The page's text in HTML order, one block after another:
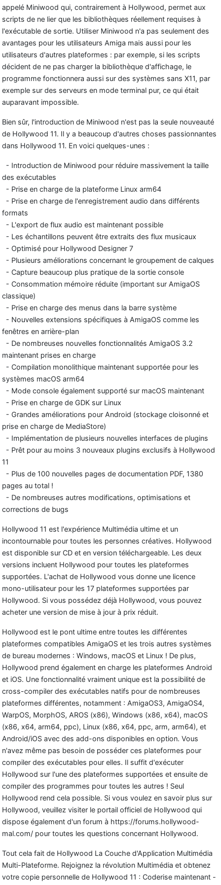
appelé Miniwood qui, contrairement à Hollywood, permet aux
scripts de ne lier que les bibliothèques réellement requises à
l'exécutable de sortie. Utiliser Miniwood n'a pas seulement des
avantages pour les utilisateurs Amiga mais aussi pour les
utilisateurs d'autres plateformes : par exemple, si les scripts
décident de ne pas charger la bibliothèque d'affichage, le
programme fonctionnera aussi sur des systèmes sans X11, par
exemple sur des serveurs en mode terminal pur, ce qui était
auparavant impossible.
Bien sûr, l'introduction de Miniwood n'est pas la seule nouveauté
de Hollywood 11. Il y a beaucoup d'autres choses passionnantes
dans Hollywood 11. En voici quelques-unes :
- Introduction de Miniwood pour réduire massivement la taille
des exécutables
- Prise en charge de la plateforme Linux arm64
- Prise en charge de l'enregistrement audio dans différents
formats
- L'export de flux audio est maintenant possible
- Les échantillons peuvent être extraits des flux musicaux
- Optimisé pour Hollywood Designer 7
- Plusieurs améliorations concernant le groupement de calques
- Capture beaucoup plus pratique de la sortie console
- Consommation mémoire réduite (important sur AmigaOS
classique)
- Prise en charge des menus dans la barre système
- Nouvelles extensions spécifiques à AmigaOS comme les
fenêtres en arrière-plan
- De nombreuses nouvelles fonctionnalités AmigaOS 3.2
maintenant prises en charge
- Compilation monolithique maintenant supportée pour les
systèmes macOS arm64
- Mode console également supporté sur macOS maintenant
- Prise en charge de GDK sur Linux
- Grandes améliorations pour Android (stockage cloisonné et
prise en charge de MediaStore)
- Implémentation de plusieurs nouvelles interfaces de plugins
- Prêt pour au moins 3 nouveaux plugins exclusifs à Hollywood
11
- Plus de 100 nouvelles pages de documentation PDF, 1380
pages au total !
- De nombreuses autres modifications, optimisations et
corrections de bugs
Hollywood 11 est l'expérience Multimédia ultime et un
incontournable pour toutes les personnes créatives. Hollywood
est disponible sur CD et en version téléchargeable. Les deux
versions incluent Hollywood pour toutes les plateformes
supportées. L'achat de Hollywood vous donne une licence
mono-utilisateur pour les 17 plateformes supportées par
Hollywood. Si vous possédez déjà Hollywood, vous pouvez
acheter une version de mise à jour à prix réduit.
Hollywood est le pont ultime entre toutes les différentes
plateformes compatibles AmigaOS et les trois autres systèmes
de bureau modernes : Windows, macOS et Linux ! De plus,
Hollywood prend également en charge les plateformes Android
et iOS. Une fonctionnalité vraiment unique est la possibilité de
cross-compiler des exécutables natifs pour de nombreuses
plateformes différentes, notamment : AmigaOS3, AmigaOS4,
WarpOS, MorphOS, AROS (x86), Windows (x86, x64), macOS
(x86, x64, arm64, ppc), Linux (x86, x64, ppc, arm, arm64), et
Android/iOS avec des add-ons disponibles en option. Vous
n'avez même pas besoin de posséder ces plateformes pour
compiler des exécutables pour elles. Il suffit d'exécuter
Hollywood sur l'une des plateformes supportées et ensuite de
compiler des programmes pour toutes les autres ! Seul
Hollywood rend cela possible. Si vous voulez en savoir plus sur
Hollywood, veuillez visiter le portail officiel de Hollywood qui
dispose également d'un forum à https://forums.hollywood-
mal.com/ pour toutes les questions concernant Hollywood.
Tout cela fait de Hollywood La Couche d'Application Multimédia
Multi-Plateforme. Rejoignez la révolution Multimédia et obtenez
votre copie personnelle de Hollywood 11 : Coderise maintenant -